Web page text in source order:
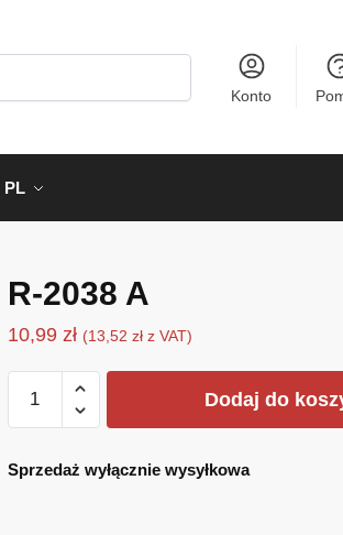
Konto
PL
R-2038 A
10,99 zł (13,52 złz VAT)
A
Dodaj do
Sprzedaż wyłącznie wysyłkowa